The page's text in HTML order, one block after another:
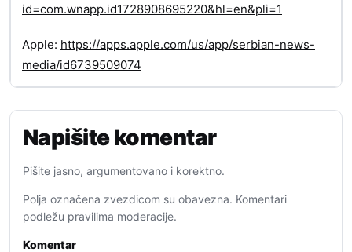
id=com.wnapp.id1728908695220&hl=en&pli=1
Apple: https://apps.apple.com/us/app/serbian-news-
media/id6739509074
Napišite komentar
Pišite jasno, argumentovano i korektno.
Polja označena zvezdicom su obavezna. Komentari
podležu pravilima moderacije.
Komentar